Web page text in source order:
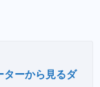
ターから見るダ